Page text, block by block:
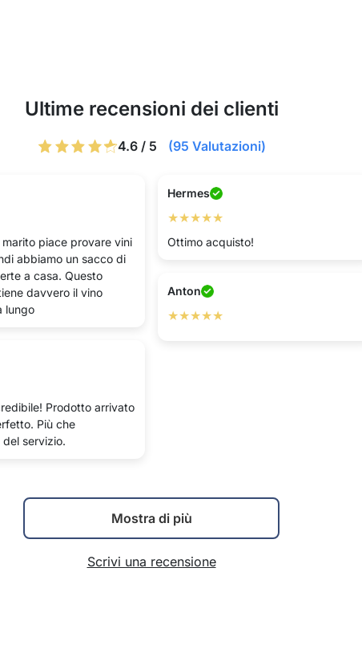
Ultime recensioni dei clienti
4.6 / 5 (95 Valutazioni)
marito piace provare vini
abbiamo un sacco di
a casa. Questo
davvero il vino
lungo
Hermes
★★★★★
Ottimo acquisto!
Anton
★★★★★
Prodotto arrivato
Più che
servizio.
Mostra di più
Scrivi una recensione